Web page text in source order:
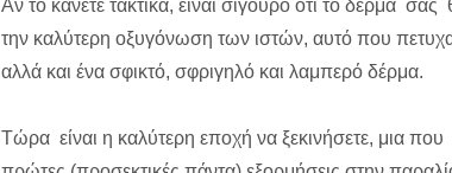
Αν το κάνετε τακτικά, είναι σίγουρο ότι το δέρμα
την καλύτερη οξυγόνωση των ιστών, αυτό που
αλλά και ένα σφικτό, σφριγηλό και λαμπερό δέρμα.
Τώρα είναι η καλύτερη εποχή να ξεκινήσετε, μια